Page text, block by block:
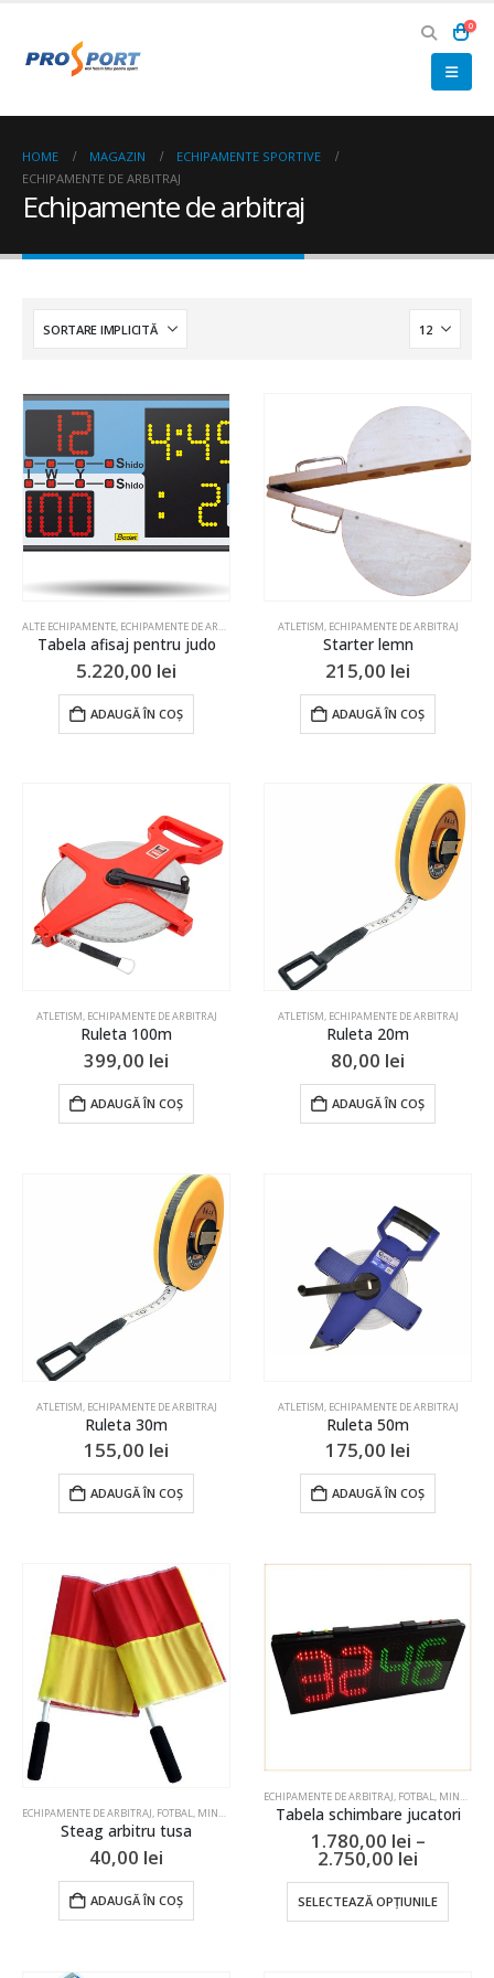
0
HOME MAGAZIN
ECHIPAMENTE SPORTIVE
ECHIPAMENTE DE ARBITRAJ
Echipamente de arbitraj
ALTE ECHIPAMENTE, ECHIPAMENTE DE ARBITRAJ JUDO
Tabela afisaj pentru judo
5.220,00 lei
ADAUGĂ ÎN COȘ
ATLETISM, ECHIPAMENTE DE ARBITRAJ
Starter lemn
215,00 lei
ADAUGĂ ÎN COȘ
ATLETISM, ECHIPAMENTE DE ARBITRAJ
Ruleta 100m
399,00 lei
ADAUGĂ ÎN COȘ
ATLETISM, ECHIPAMENTE DE ARBITRAJ
Ruleta 20m
80,00 lei
ADAUGĂ ÎN COȘ
ATLETISM, ECHIPAMENTE DE ARBITRAJ
Ruleta 30m
155,00 lei
ADAUGĂ ÎN COȘ
ATLETISM, ECHIPAMENTE DE ARBITRAJ
Ruleta 50m
175,00 lei
ADAUGĂ ÎN COȘ
ECHIPAMENTE DE ARBITRAJ, FOTBAL, MINGI FOTBAL & ALTE ECHIPAMENTE
Steag arbitru tusa
40,00 lei
ADAUGĂ ÎN COȘ
ECHIPAMENTE DE ARBITRAJ, FOTBAL, MINGI FOTBAL & ALTE ECHIPAMENTE
Tabela schimbare jucatori
1.780,00 lei –
2.750,00 lei
prețuri:
până
SELECTEAZĂ OPȚIUNILE